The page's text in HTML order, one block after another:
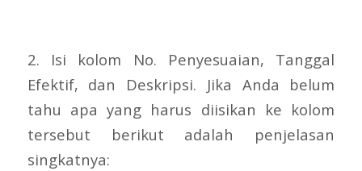
2. Isi kolom No. Penyesuaian, Tanggal
Efektif, dan Deskripsi. Jika Anda belum
tahu apa yang harus diisikan ke kolom
tersebut berikut adalah penjelasan
singkatnya: